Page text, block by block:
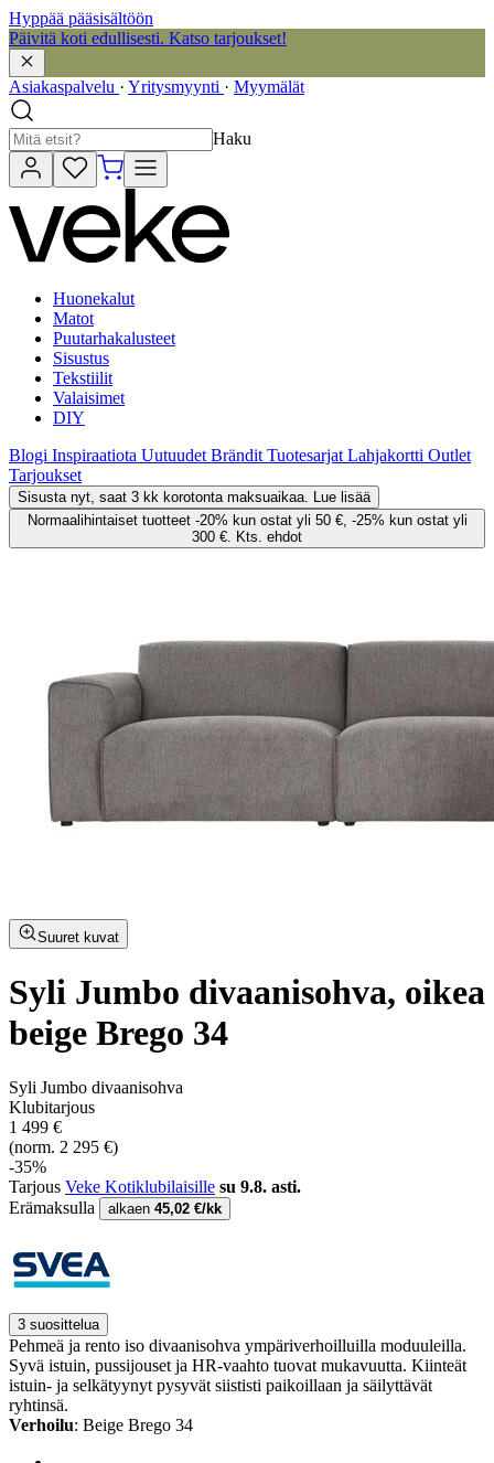
Hyppää pääsisältöön
Päivitä koti edullisesti. Katso tarjoukset!
Asiakaspalvelu · Yritysmyynti · Myymälät
Haku
Huonekalut
Matot
Puutarhakalusteet
Sisustus
Tekstiilit
Valaisimet
DIY
Blogi Inspiraatiota Uutuudet Brändit Tuotesarjat Lahjakortti Outlet
Tarjoukset
Sisusta nyt, saat 3 kk korotonta maksuaikaa. Lue lisää
Normaalihintaiset tuotteet -20% kun ostat yli 50 €, -25% kun ostat yli
300 €. Kts. ehdot
Suuret kuvat
Syli Jumbo divaanisohva, oikea
beige Brego 34
Syli Jumbo divaanisohva
Klubitarjous
1 499 €
(norm. 2 295 €)
-35%
Tarjous Veke Kotiklubilaisille su 9.8. asti.
Erämaksulla
alkaen 45,02 €/kk
3 suosittelua
Pehmeä ja rento iso divaanisohva ympäriverhoilluilla moduuleilla.
Syvä istuin, pussijouset ja HR-vaahto tuovat mukavuutta. Kiinteät
istuin- ja selkätyynyt pysyvät siististi paikoillaan ja säilyttävät
ryhtinsä.
Verhoilu: Beige Brego 34